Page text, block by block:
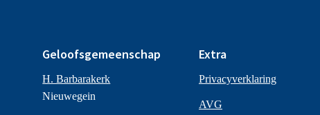
Geloofsgemeenschap
H. Barbarakerk
Nieuwegein
Extra
Privacyverklaring
AVG